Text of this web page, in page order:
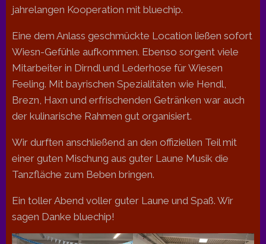
jahrelangen Kooperation mit bluechip.
Eine dem Anlass geschmückte Location ließen sofort
Wiesn-Gefühle aufkommen. Ebenso sorgent viele
Mitarbeiter in Dirndl und Lederhose für Wiesen
Feeling. Mit bayrischen Spezialitäten wie Hendl,
Brezn, Haxn und erfrischenden Getränken war auch
der kulinarische Rahmen gut organisiert.
Wir durften anschließend an den offiziellen Teil mit
einer guten Mischung aus guter Laune Musik die
Tanzfläche zum Beben bringen.
Ein toller Abend voller guter Laune und Spaß. Wir
sagen Danke bluechip!